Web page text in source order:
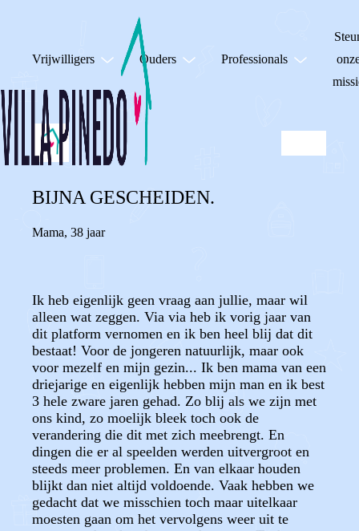
Vrijwilligers Ouders Professionals
BIJNA GESCHEIDEN.
Mama, 38 jaar
Ik heb eigenlijk geen vraag aan jullie, maar wil
alleen wat zeggen. Via via heb ik vorig jaar van
dit platform vernomen en ik ben heel blij dat dit
bestaat! Voor de jongeren natuurlijk, maar ook
voor mezelf en mijn gezin... Ik ben mama van een
driejarige en eigenlijk hebben mijn man en ik best
3 hele zware jaren gehad. Zo blij als we zijn met
ons kind, zo moelijk bleek toch ook de
verandering die dit met zich meebrengt. En
dingen die er al speelden werden uitvergroot en
steeds meer problemen. En van elkaar houden
blijkt dan niet altijd voldoende. Vaak hebben we
gedacht dat we misschien toch maar uitelkaar
moesten gaan om het vervolgens weer uit te